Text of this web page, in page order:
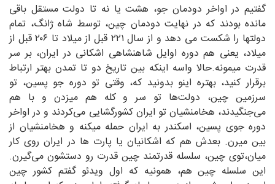
گفتیم در اواخر دودمان جو، هشت یا نه تا دولت مستقل باقی
مانده بودند که در نهایت دودمان چین، توسط شاه ژانگ، تمام
دولتها را شکست می دهد و از سال ۲۲۱ قبل از میلاد تا ۲۰۶ قبل از
میلاد، یعنی هم دوره اوایل شاهنشاهی اشکانی در ایران، بر سر
قدرت میمونه.حالا واسه اینکه بین تاریخ دو تا تمدن بهتر ارتباط
برقرار کنید، بهتره اینو بدونید که، وقتی تو دوره جو پسین، تو
سرزمین چین، دولت‌ها تو سر و کله هم میزدن و با هم
می‌جنگیدند، هخامنشیان تو ایران کشورگشایی می‌کردند و در اواخر
دوره جوی پسین، اسکندر به ایران حمله میکنه و هخامنشیان از
بین میرن. بعدش هم که اشکانیان یا پارت ها در ایران روی کار
میان،‌توی چین، سلسله قدرتمند چین قدرت رو دستشون می‌گیرن.
این سلسله چین هم، همونیه که اول ویدئو گفتم کشور چین